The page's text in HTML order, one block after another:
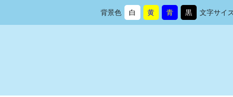
背景色
背
白
に
背
黄
に
背
青
に
背
黒
に
文字サイ